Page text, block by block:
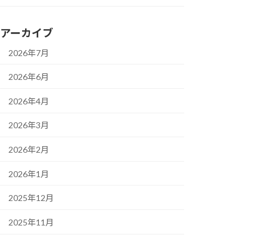
アーカイブ
2026年7月
2026年6月
2026年4月
2026年3月
2026年2月
2026年1月
2025年12月
2025年11月